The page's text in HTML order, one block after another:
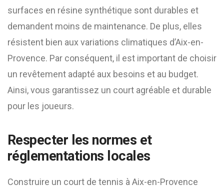
surfaces en résine synthétique sont durables et
demandent moins de maintenance. De plus, elles
résistent bien aux variations climatiques d’Aix-en-
Provence. Par conséquent, il est important de choisir
un revêtement adapté aux besoins et au budget.
Ainsi, vous garantissez un court agréable et durable
pour les joueurs.
Respecter les normes et
réglementations locales
Construire un court de tennis à Aix-en-Provence